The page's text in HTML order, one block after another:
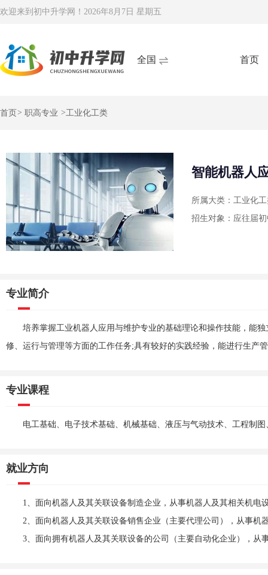
欢迎来到初中升学网！ 2026年8月7日 星期五
全国 首页
首页 > 职高专业 >工业化工类
智能机器人
所属大类：工业化
招生对象：应往届
专业简介
培养掌握工业机器人应用与维护专业的基础理论和操作技能，能
修、运行与管理等方面的工作任务;具有较好的实践经验，能进行生产
专业课程
电工基础、电子技术基础、机械基础、液压与气动技术、工程制
就业方向
1、面向机器人及其关联设备制造企业，从事机器人及其相关机电
2、面向机器人及其关联设备销售企业（主要代理公司），从事机
3、面向拥有机器人及其关联设备的公司（主要自动化企业），从